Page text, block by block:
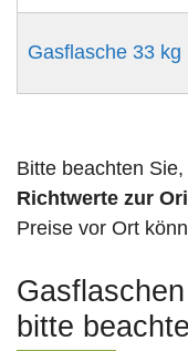
Gasflasche 33 kg
Bitte beachten
Richtwerte zur
Preise vor Ort
bitte